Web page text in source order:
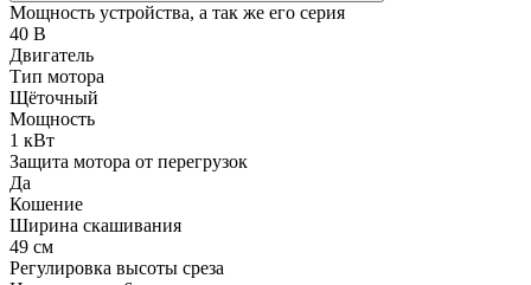
Мощность устройства, а так же его серия
40 В
Двигатель
Тип мотора
Щёточный
Мощность
1 кВт
Защита мотора от перегрузок
Да
Кошение
Ширина скашивания
49 см
Регулировка высоты среза